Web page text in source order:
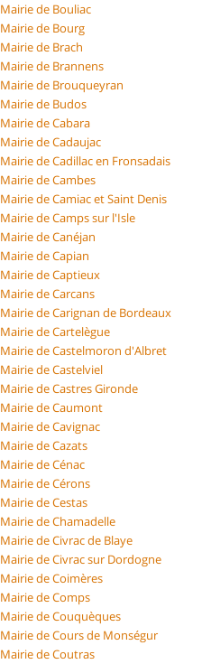
Mairie de Bouliac
Mairie de Bourg
Mairie de Brach
Mairie de Brannens
Mairie de Brouqueyran
Mairie de Budos
Mairie de Cabara
Mairie de Cadaujac
Mairie de Cadillac en Fronsadais
Mairie de Cambes
Mairie de Camiac et Saint Denis
Mairie de Camps sur l'Isle
Mairie de Canéjan
Mairie de Capian
Mairie de Captieux
Mairie de Carcans
Mairie de Carignan de Bordeaux
Mairie de Cartelègue
Mairie de Castelmoron d'Albret
Mairie de Castelviel
Mairie de Castres Gironde
Mairie de Caumont
Mairie de Cavignac
Mairie de Cazats
Mairie de Cénac
Mairie de Cérons
Mairie de Cestas
Mairie de Chamadelle
Mairie de Civrac de Blaye
Mairie de Civrac sur Dordogne
Mairie de Coimères
Mairie de Comps
Mairie de Couquèques
Mairie de Cours de Monségur
Mairie de Coutras